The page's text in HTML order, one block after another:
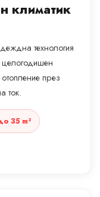
климатик
технология
целогодишен
през
ток.
35 m²